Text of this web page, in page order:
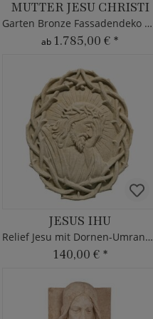
MUTTER JESU CHRISTI
Garten Bronze Fassadendeko Maria
ab 1.785,00 € *
JESUS IHU
Relief Jesu mit Dornen-Umrandung
140,00 € *